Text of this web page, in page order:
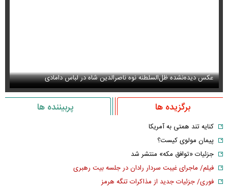
عکس دیده‌نشده ظل‌السلطنه نوه ناصرالدین شاه در لباس دامادی
برگزیده ها پربیننده ها
کنایه تند همتی به آمریکا
پیمان مولوی کیست؟
جزئیات «توافق مکه» منتشر شد
فیلم/ ماجرای غیبت سردار رادان در جلسه بیت رهبری
فوری/ جزئیات جدید از مذاکرات تنگه هرمز